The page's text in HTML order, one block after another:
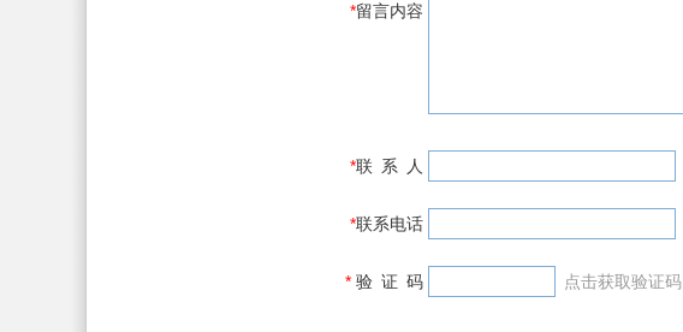
*留言内容
*联 系 人
*联系电话
* 验 证 码 点击获取验证码